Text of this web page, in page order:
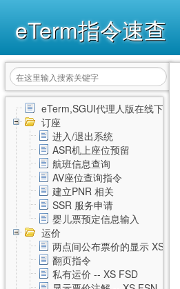
eTerm指令速查
eTerm,SGUI代理人版在线下载
订座
进入/退出系统
ASR机上座位预留
航班信息查询
AV座位查询指令
建立PNR 相关
SSR 服务申请
婴儿票预定信息输入
运价
两点间公布票价的显示 XS FSD
翻页指令
私有运价 -- XS FSD